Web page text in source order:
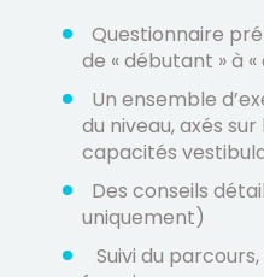
Questionnaire
de « débutant » à
Un ensemble
du niveau, axés
capacités
Des conseils
uniquement)
Suivi du